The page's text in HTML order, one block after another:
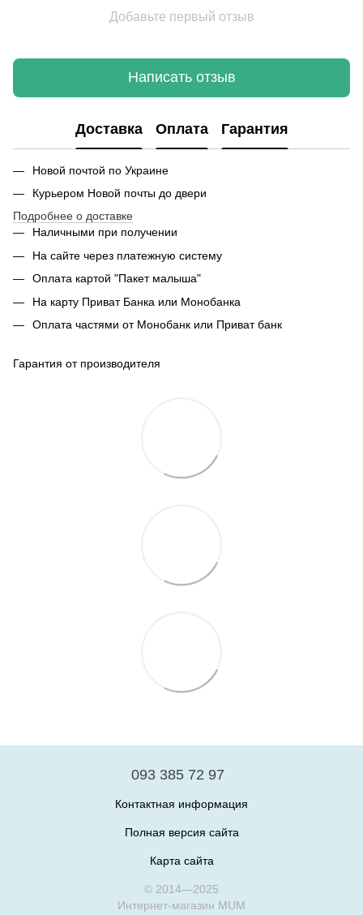
Добавьте первый отзыв
Написать отзыв
Доставка Оплата Гарантия
Новой почтой по Украине
Курьером Новой почты до двери
Подробнее о доставке
Наличными при получении
На сайте через платежную систему
Оплата картой "Пакет малыша"
На карту Приват Банка или Монобанка
Оплата частями от Монобанк или Приват банк
Гарантия от производителя
093 385 72 97
Контактная информация
Полная версия сайта
Карта сайта
© 2014—2025
Интернет-магазин MUM